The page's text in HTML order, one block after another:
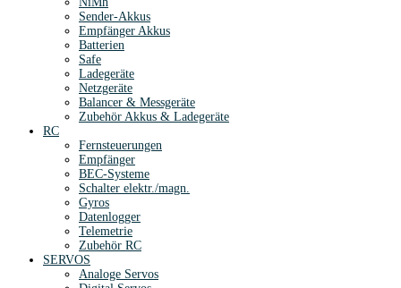
Sender-Akkus
Empfänger Akkus
Batterien
Safe
Ladegeräte
Netzgeräte
Balancer & Messgeräte
Zubehör Akkus & Ladegeräte
RC
Fernsteuerungen
Empfänger
BEC-Systeme
Schalter elektr./magn.
Gyros
Datenlogger
Telemetrie
Zubehör RC
SERVOS
Analoge Servos